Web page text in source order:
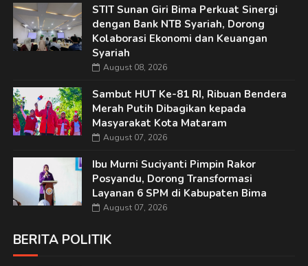
STIT Sunan Giri Bima Perkuat Sinergi
dengan Bank NTB Syariah, Dorong
Kolaborasi Ekonomi dan Keuangan
Syariah
August 08, 2026
Sambut HUT Ke-81 RI, Ribuan Bendera
Merah Putih Dibagikan kepada
Masyarakat Kota Mataram
August 07, 2026
Ibu Murni Suciyanti Pimpin Rakor
Posyandu, Dorong Transformasi
Layanan 6 SPM di Kabupaten Bima
August 07, 2026
BERITA POLITIK